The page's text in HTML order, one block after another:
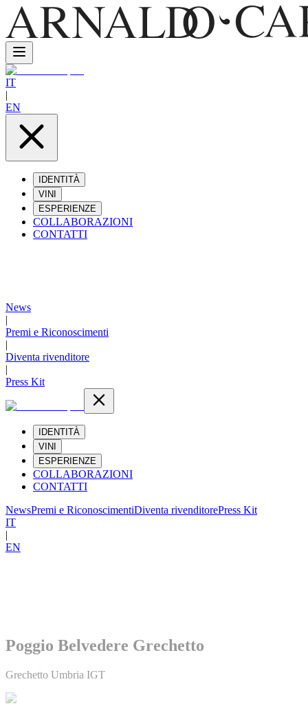
IT
|
EN
IDENTITÀ
VINI
ESPERIENZE
COLLABORAZIONI
CONTATTI
News
|
Premi e Riconoscimenti
|
Diventa rivenditore
|
Press Kit
IDENTITÀ
VINI
ESPERIENZE
COLLABORAZIONI
CONTATTI
NewsPremi e RiconoscimentiDiventa rivenditorePress Kit
IT
|
EN
Poggio Belvedere Grechetto
Grechetto Umbria IGT